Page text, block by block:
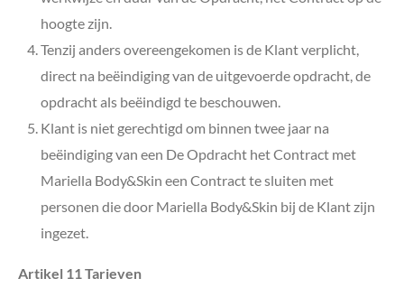
hoogte zijn.
Tenzij anders overeengekomen is de Klant verplicht,
direct na beëindiging van de uitgevoerde opdracht, de
opdracht als beëindigd te beschouwen.
Klant is niet gerechtigd om binnen twee jaar na
beëindiging van een De Opdracht het Contract met
Mariella Body&Skin een Contract te sluiten met
personen die door Mariella Body&Skin bij de Klant zijn
ingezet.
Artikel 11 Tarieven